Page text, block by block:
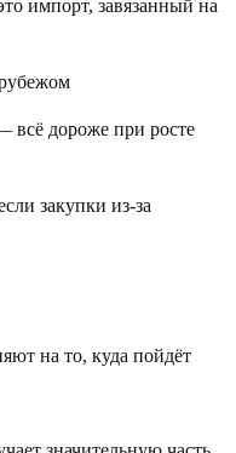
импорт, завязанный на
всё дороже при росте
закупки из-за
на то, куда пойдёт